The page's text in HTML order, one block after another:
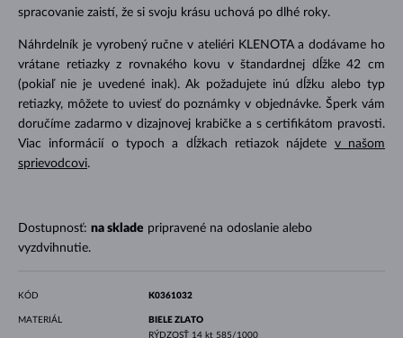
spracovanie zaistí, že si svoju krásu uchová po dlhé roky.
Náhrdelník je vyrobený ručne v ateliéri KLENOTA a dodávame ho
vrátane retiazky z rovnakého kovu v štandardnej dĺžke 42 cm
(pokiaľ nie je uvedené inak). Ak požadujete inú dĺžku alebo typ
retiazky, môžete to uviesť do poznámky v objednávke. Šperk vám
doručíme zadarmo v dizajnovej krabičke a s certifikátom pravosti.
Viac informácií o typoch a dĺžkach retiazok nájdete v našom
sprievodcovi.
Dostupnosť: na sklade pripravené na odoslanie alebo
vyzdvihnutie.
KÓD K0361032
MATERIÁL
BIELE ZLATO
RÝDZOSŤ 14 kt 585/1000